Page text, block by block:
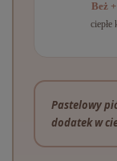
Beż
ciepłe
Pastelowy
dodatek w